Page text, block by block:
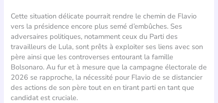
Cette situation délicate pourrait rendre le chemin de Flavio
vers la présidence encore plus semé d’embûches. Ses
adversaires politiques, notamment ceux du Parti des
travailleurs de Lula, sont prêts à exploiter ses liens avec son
père ainsi que les controverses entourant la famille
Bolsonaro. Au fur et à mesure que la campagne électorale de
2026 se rapproche, la nécessité pour Flavio de se distancier
des actions de son père tout en en tirant parti en tant que
candidat est cruciale.